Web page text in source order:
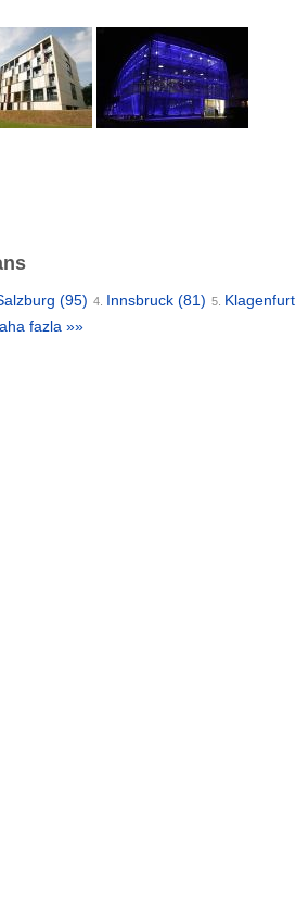
(95) 4. Innsbruck (81) 5. Klagenfurt
fazla »»